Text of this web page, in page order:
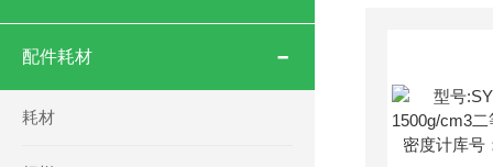
配件耗材
耗材